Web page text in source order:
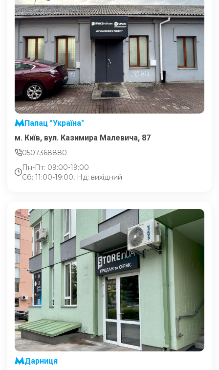
Палац "Україна"
м. Київ, вул. Казимира Малевича, 87
0507368880
Пн-Пт: 09:00-19:00
Сб: 11:00-19:00, Нд: вихідний
Дарниця